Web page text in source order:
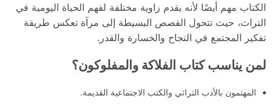
الكتاب مهم أيضًا لأنه يقدم زاوية مختلفة لفهم الحياة اليومية في
التراث، حيث تتحول القصص البسيطة إلى مرآة تعكس طريقة
تفكير المجتمع في النجاح والخسارة والقدر.
لمن يناسب كتاب الفلاكة والمفلوكون؟
المهتمون بالأدب التراثي والكتب الاجتماعية القديمة.